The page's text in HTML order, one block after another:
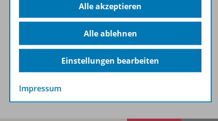
NEO Chemie
Allgemeine Ausgabe für die Sekundarstufe I
Zur Übersicht
Alle akzeptieren
Alle ablehnen
Einstellungen bearbeiten
Impressum